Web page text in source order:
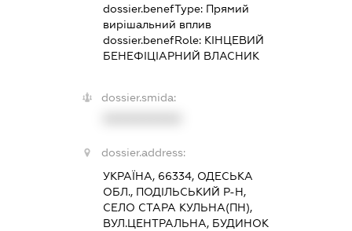
dossier.benefType: Прямий
вирішальний вплив
dossier.benefRole: КІНЦЕВИЙ
БЕНЕФІЦІАРНИЙ ВЛАСНИК
dossier.smida:
dossier.address:
УКРАЇНА, 66334, ОДЕСЬКА
ОБЛ., ПОДІЛЬСЬКИЙ Р-Н,
СЕЛО СТАРА КУЛЬНА(ПН),
ВУЛ.ЦЕНТРАЛЬНА, БУДИНОК